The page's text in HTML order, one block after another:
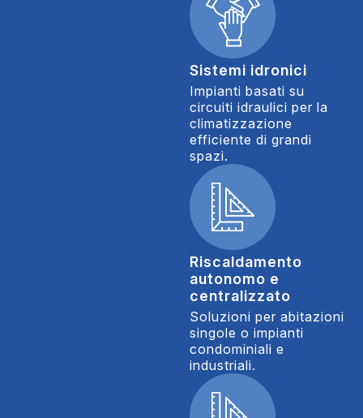
Sistemi idronici
Impianti basati su
circuiti idraulici per la
climatizzazione
efficiente di grandi
spazi.
Riscaldamento
autonomo e
centralizzato
Soluzioni per abitazioni
singole o impianti
condominiali e
industriali.